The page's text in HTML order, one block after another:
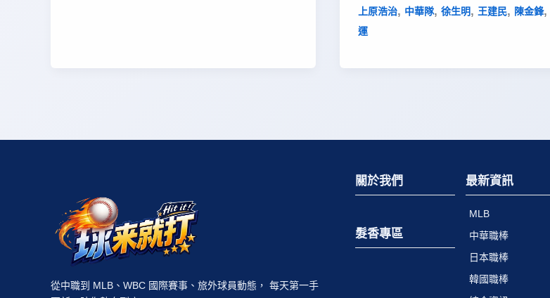
上原浩治, 中華隊, 徐生明, 王建民, 陳金鋒,
運
從中職到 MLB、WBC 國際賽事、旅外球員動態， 每天第一手
關於我們 最新資訊
MLB
中華職棒
日本職棒
韓國職棒
髮香專區